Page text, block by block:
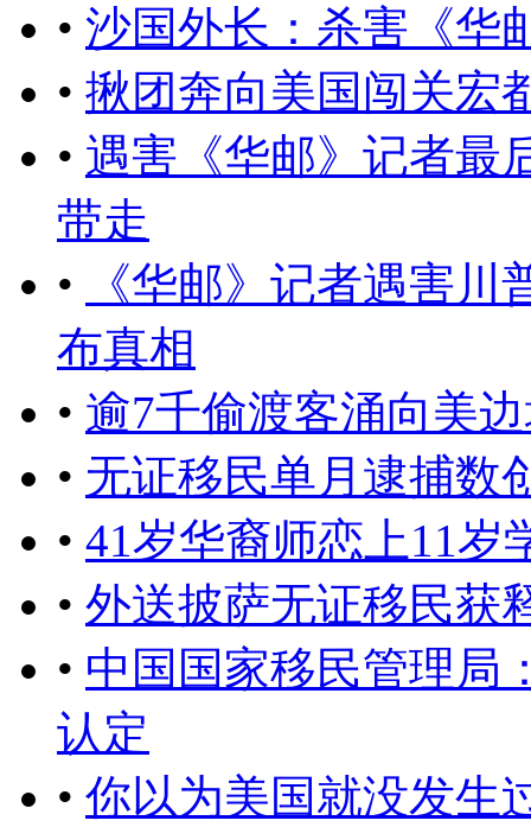
• 沙国外长：杀害《华
• 揪团奔向美国闯关宏
• 遇害《华邮》记者最
带走
•
《华邮》记者遇害
布真相
• 逾7千偷渡客涌向美
• 无证移民单月逮捕数
• 41岁华裔师恋上11岁
• 外送披萨无证移民获
• 中国国家移民管理局
认定
• 你以为美国就没发生